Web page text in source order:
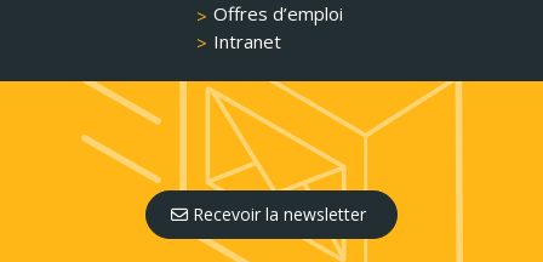
Offres d’emploi
Intranet
Recevoir la newsletter